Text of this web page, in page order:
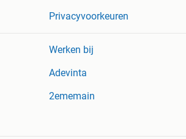
Privacyvoorkeuren
Werken bij
Adevinta
2ememain